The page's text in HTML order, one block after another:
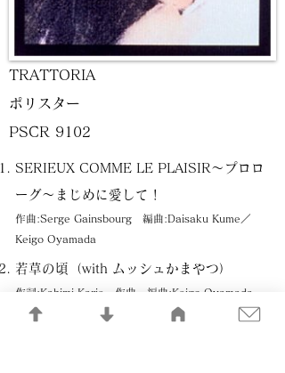
SERIEUX COMME LE PLAISIR～プロロ
ーグ～まじめに愛して！
作曲:Serge Gainsbourg 編曲:Daisaku Kume／
Keigo Oyamada
若草の頃（with ムッシュかまやつ）
作詞:Kahimi Karie 作曲・編曲:Keigo Oyamada
偽りの恋-愛のL'AMOUR（with伊武雅刀)
TRATTORIA
ポリスター
PSCR 9102